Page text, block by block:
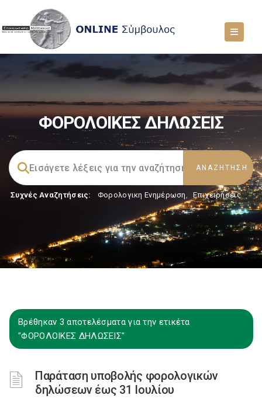
ΦΟΡΟΛΟΙΚΕΣ ΔΗΛΩΣΕΙΣ
Συχνές Αναζητήσεις: Φορολογικη Ενημέρωση, Επιχειρήσεις
Βρέθηκαν 3 αποτελέσματα για την ετικέτα
"ΦΟΡΟΛΟΙΚΕΣ ΔΗΛΩΣΕΙΣ"
Παράταση υποβολής φορολογικών
δηλώσεων έως 31 Ιουλίου